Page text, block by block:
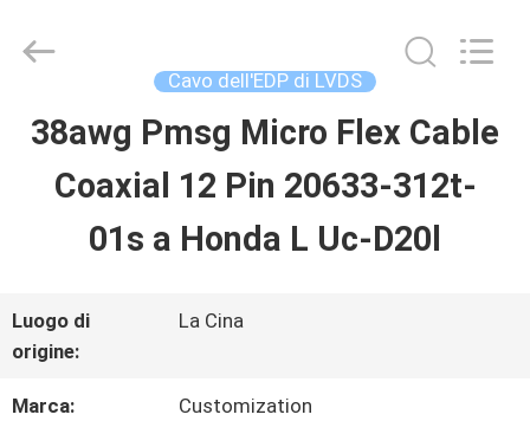
CASA.
PRODOTTI
VIDEO
SU
Media
Cavo dell'EDP di LVDS
38awg Pmsg Micro Flex Cable
Coaxial 12 Pin 20633-312t-
01s a Honda L Uc-D20l
Luogo di
origine:
La Cina
Marca: Customization